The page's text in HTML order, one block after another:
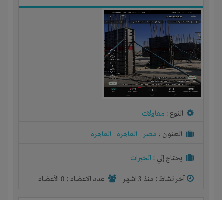
النوع : مقاولات
العنوان : مصر- القاهرة - القاهرة
يحتاج إلي : الخبرات
آخر نشاط : منذ 3 اشهر عدد الاعضاء : 0 الأعضاء